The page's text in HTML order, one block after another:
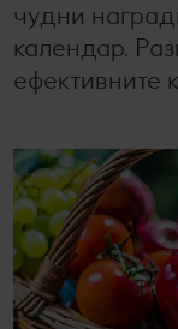
Лексикон на
Ние сме
Съвети от кухнята
Развлечения,
чудни
календар.
ефективните